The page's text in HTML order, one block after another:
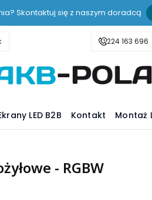
Skontaktuj się z naszym doradcą
224 163 696
LED B2B Kontakt Montaż
- RGBW